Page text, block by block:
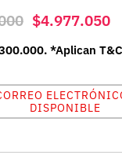
Precio actual
$4.977.050
*Aplican T&C
DISPONIBLE